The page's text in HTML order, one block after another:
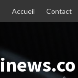
Accueil Contact